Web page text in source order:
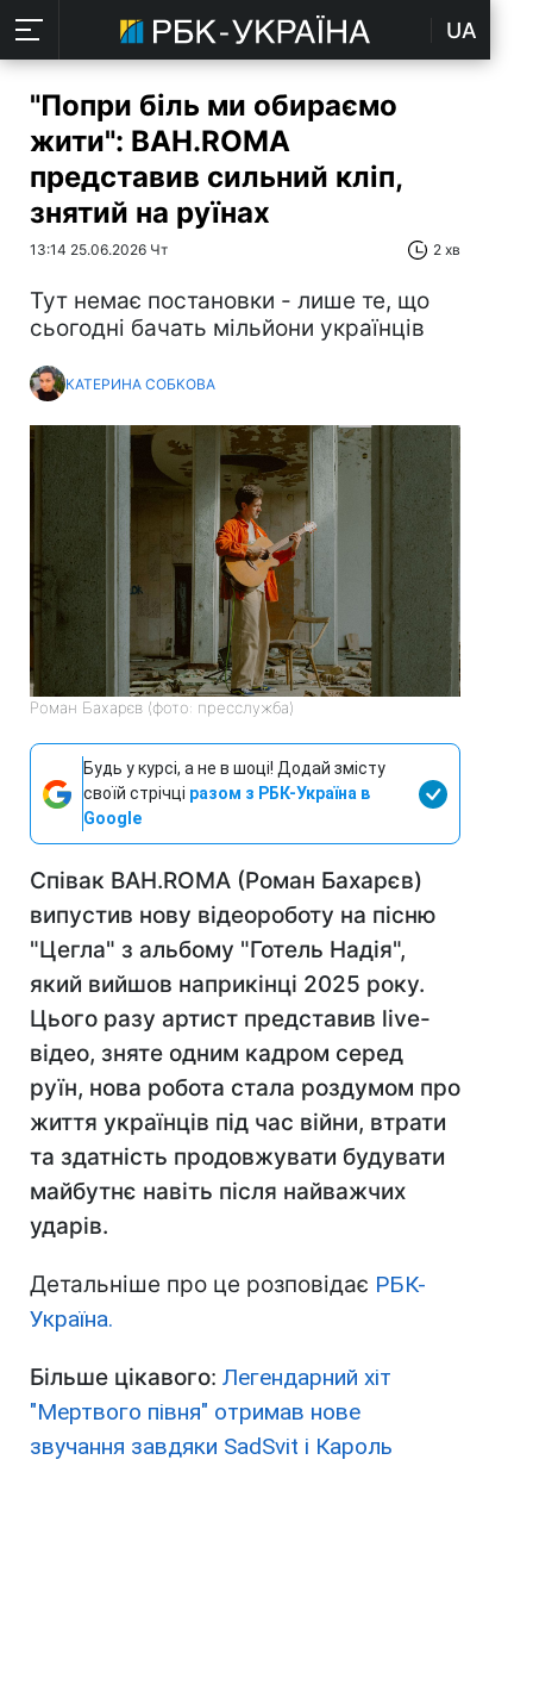
UA
"Попри біль ми обираємо
жити": BAH.ROMA
представив сильний кліп,
знятий на руїнах
13:14 25.06.2026 Чт 2 хв
Тут немає постановки - лише те, що
сьогодні бачать мільйони українців
КАТЕРИНА СОБКОВА
Роман Бахарєв (фото: пресслужба)
Будь у курсі, а не в шоці! Додай змісту
своїй стрічці разом з РБК-Україна в
Google
Співак BAH.ROMA (Роман Бахарєв)
випустив нову відеороботу на пісню
"Цегла" з альбому "Готель Надія",
який вийшов наприкінці 2025 року.
Цього разу артист представив live-
відео, зняте одним кадром серед
руїн, нова робота стала роздумом про
життя українців під час війни, втрати
та здатність продовжувати будувати
майбутнє навіть після найважчих
ударів.
Детальніше про це розповідає РБК-
Україна.
Більше цікавого: Легендарний хіт
"Мертвого півня" отримав нове
звучання завдяки SadSvit і Кароль